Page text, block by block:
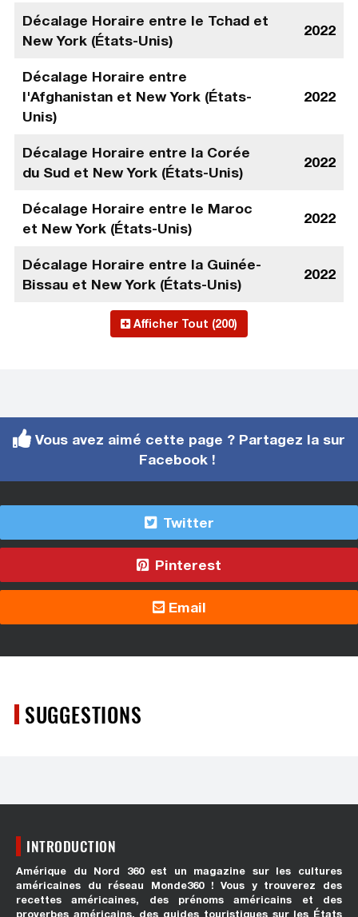
Décalage Horaire entre le Tchad et
New York (États-Unis)
2022
Décalage Horaire entre
l'Afghanistan et New York (États-
Unis)
2022
Décalage Horaire entre la Corée
du Sud et New York (États-Unis)
2022
Décalage Horaire entre le Maroc
et New York (États-Unis)
2022
Décalage Horaire entre la Guinée-
Bissau et New York (États-Unis)
2022
Afficher Tout (200)
Vous avez aimé cette page ? Partagez la sur
Facebook !
Twitter
Pinterest
Email
SUGGESTIONS
INTRODUCTION
Amérique du Nord 360 est un magazine sur les cultures
américaines du réseau Monde360 ! Vous y trouverez des
recettes américaines, des prénoms américains et des
proverbes américains, des guides touristiques sur les États